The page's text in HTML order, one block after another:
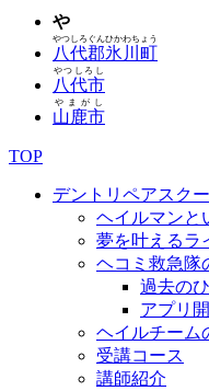
や
八代郡氷川町
やつしろぐんひかわちょう
八代市
やつしろし
山鹿市
やまがし
TOP
デントリペアスク
ヘイルマンと
夢を叶えるラ
ヘコミ救急隊
過去の
アプリ
ヘイルチーム
受講コース
講師紹介